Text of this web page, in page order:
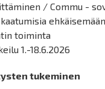
/ Commu -
ehkäisemään
toiminta
1.-18.6.2026
tukeminen